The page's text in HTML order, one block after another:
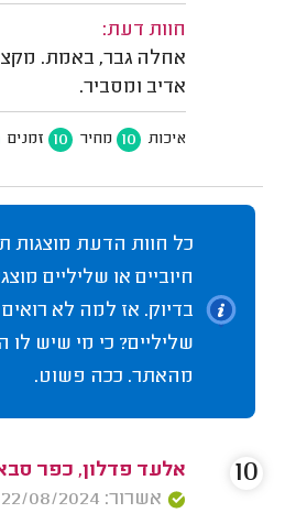
חוות דעת:
אחלה גבר, באמת.
אדיב ומסביר.
איכות 10 מחיר 10 זמנים
כל חוות הדעת מוצגות
חיוביים או שליליים
בדיוק. אז למה לא
שליליים? כי מי שיש לו
מהאתר. ככה פשוט.
אלעד פדלון, כפר
אשרור: 22/08/2024
10